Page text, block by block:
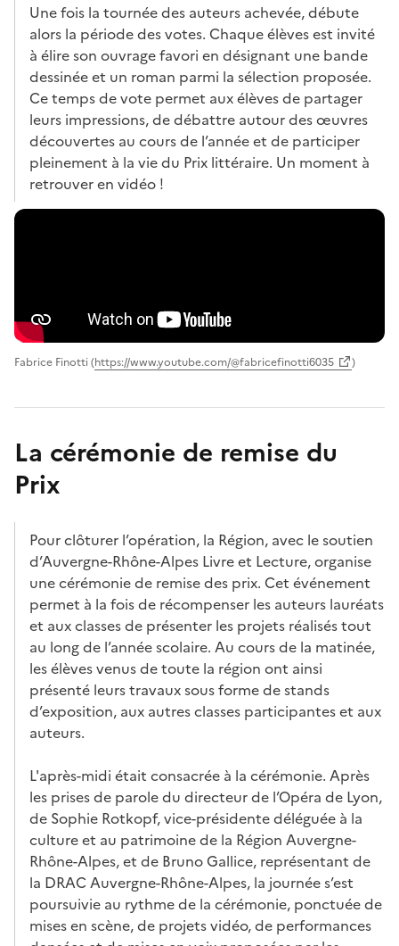
Une fois la tournée des auteurs achevée, débute
alors la période des votes. Chaque élèves est invité
à élire son ouvrage favori en désignant une bande
dessinée et un roman parmi la sélection proposée.
Ce temps de vote permet aux élèves de partager
leurs impressions, de débattre autour des œuvres
découvertes au cours de l’année et de participer
pleinement à la vie du Prix littéraire. Un moment à
retrouver en vidéo !
Fabrice Finotti (https://www.youtube.com/@fabricefinotti6035 )
La cérémonie de remise du
Prix
Pour clôturer l’opération, la Région, avec le soutien
d’Auvergne-Rhône-Alpes Livre et Lecture, organise
une cérémonie de remise des prix. Cet événement
permet à la fois de récompenser les auteurs lauréats
et aux classes de présenter les projets réalisés tout
au long de l’année scolaire. Au cours de la matinée,
les élèves venus de toute la région ont ainsi
présenté leurs travaux sous forme de stands
d’exposition, aux autres classes participantes et aux
auteurs.
L'après-midi était consacrée à la cérémonie. Après
les prises de parole du directeur de l’Opéra de Lyon,
de Sophie Rotkopf, vice-présidente déléguée à la
culture et au patrimoine de la Région Auvergne-
Rhône-Alpes, et de Bruno Gallice, représentant de
la DRAC Auvergne-Rhône-Alpes, la journée s’est
poursuivie au rythme de la cérémonie, ponctuée de
mises en scène, de projets vidéo, de performances